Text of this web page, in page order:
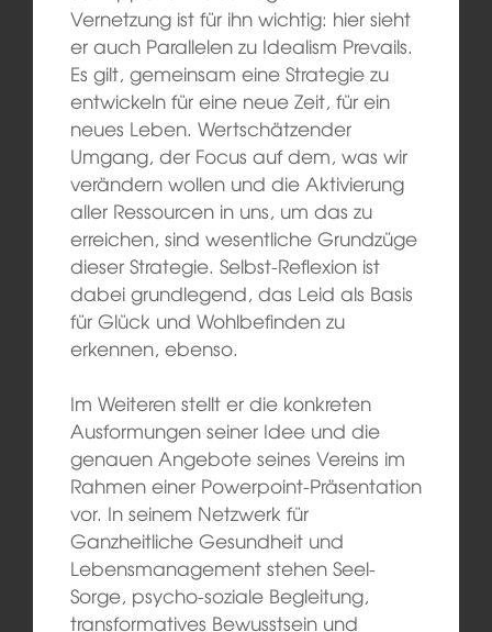
Vernetzung ist für ihn wichtig: hier sieht
er auch Parallelen zu Idealism Prevails.
Es gilt, gemeinsam eine Strategie zu
entwickeln für eine neue Zeit, für ein
neues Leben. Wertschätzender
Umgang, der Focus auf dem, was wir
verändern wollen und die Aktivierung
aller Ressourcen in uns, um das zu
erreichen, sind wesentliche Grundzüge
dieser Strategie. Selbst-Reflexion ist
dabei grundlegend, das Leid als Basis
für Glück und Wohlbefinden zu
erkennen, ebenso.
Im Weiteren stellt er die konkreten
Ausformungen seiner Idee und die
genauen Angebote seines Vereins im
Rahmen einer Powerpoint-Präsentation
vor. In seinem Netzwerk für
Ganzheitliche Gesundheit und
Lebensmanagement stehen Seel-
Sorge, psycho-soziale Begleitung,
transformatives Bewusstsein und